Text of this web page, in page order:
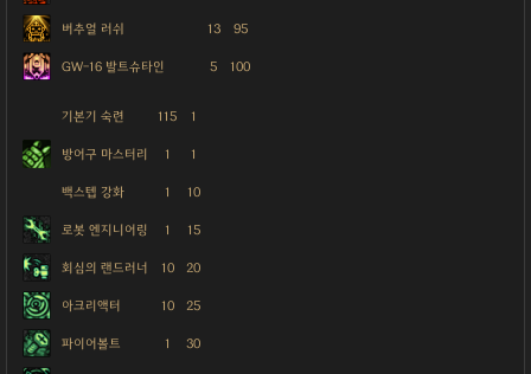
버추얼 러쉬 13 95
GW-16 발트슈타인 5 100
기본기 숙련 115 1
방어구 마스터리 1 1
백스텝 강화 1 10
로봇 엔지니어링 1 15
회심의 랜드러너 10 20
아크리액터 10 25
파이어볼트 1 30